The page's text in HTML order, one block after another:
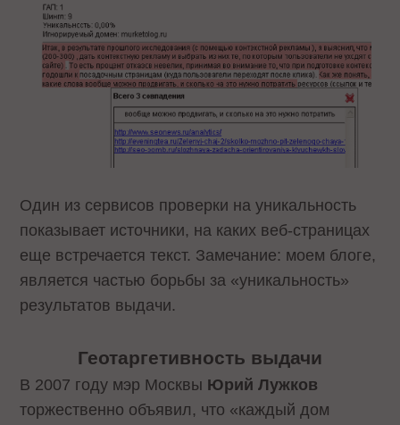
Один из сервисов проверки на уникальность
показывает источники, на каких веб-страницах
еще встречается текст. Замечание: моем блоге,
является частью борьбы за «уникальность»
результатов выдачи.
Геотаргетивность выдачи
В 2007 году мэр Москвы Юрий Лужков
торжественно объявил, что «каждый дом